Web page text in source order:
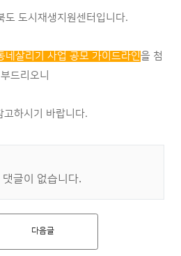
도 도시재생지원센터입니다.
살리기 사업 공모 가이드라인을 첨
부드리오니
고하시기 바랍니다.
글이 없습니다.
다음글